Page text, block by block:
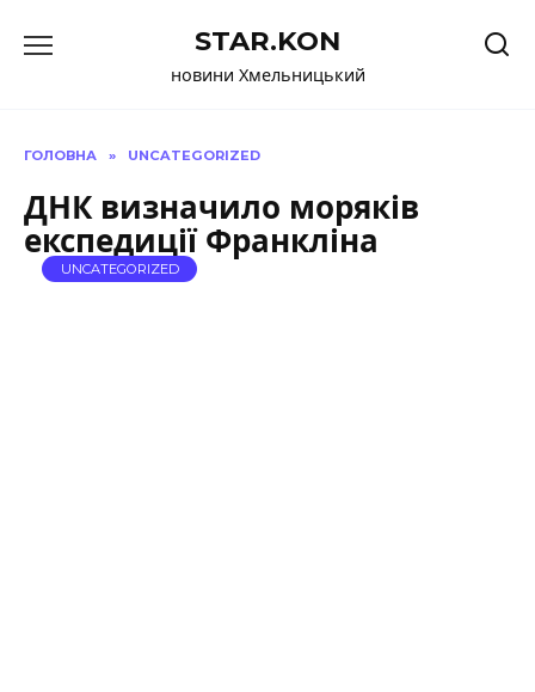
до
STAR.KON
новини Хмельницький
ГОЛОВНА » UNCATEGORIZED
ДНК визначило моряків
експедиції Франкліна
UNCATEGORIZED